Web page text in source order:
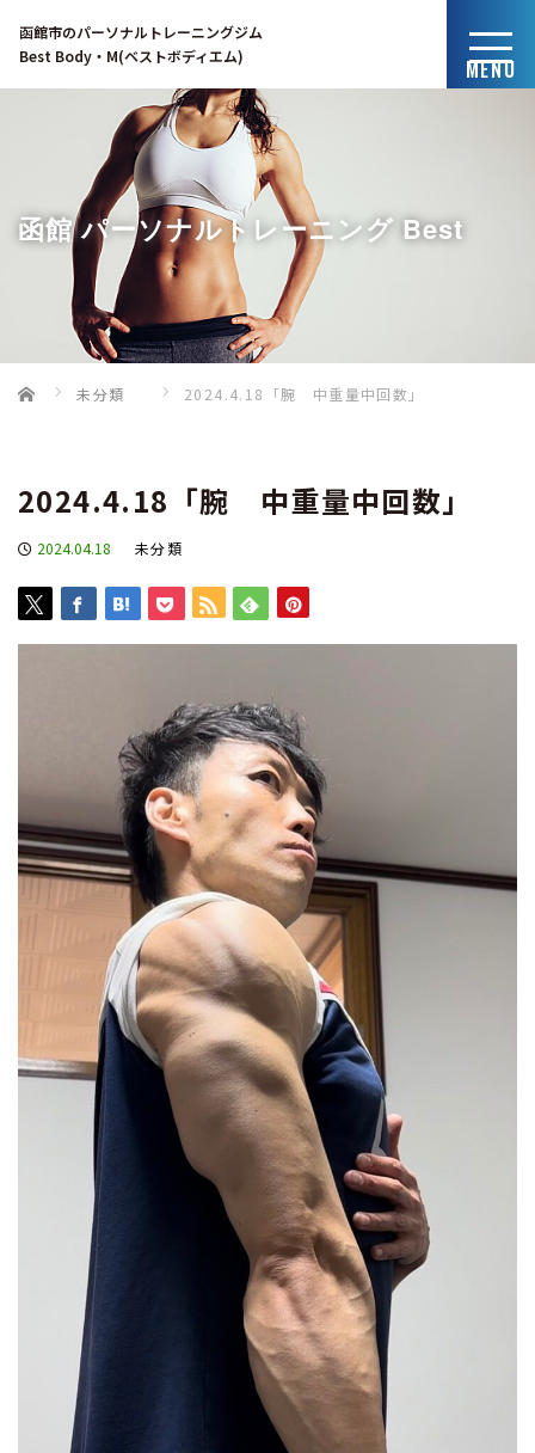
函館市のパーソナルトレーニングジム
Best Body・M(ベストボディエム)
MENU
函館 パーソナルトレーニング Best
Home 未分類 2024.4.18「腕 中重量中回数」
2024.4.18「腕 中重量中回数」
2024.04.18 未分類